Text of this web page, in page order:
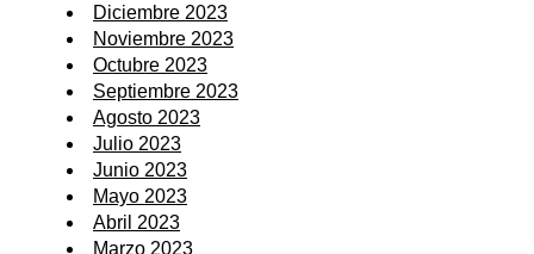
Diciembre 2023
Noviembre 2023
Octubre 2023
Septiembre 2023
Agosto 2023
Julio 2023
Junio 2023
Mayo 2023
Abril 2023
Marzo 2023